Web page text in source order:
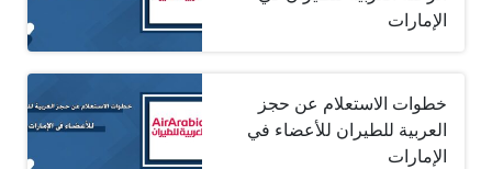
الإمارات
خطوات الاستعلام عن حجز
العربية للطيران للأعضاء في
الإمارات